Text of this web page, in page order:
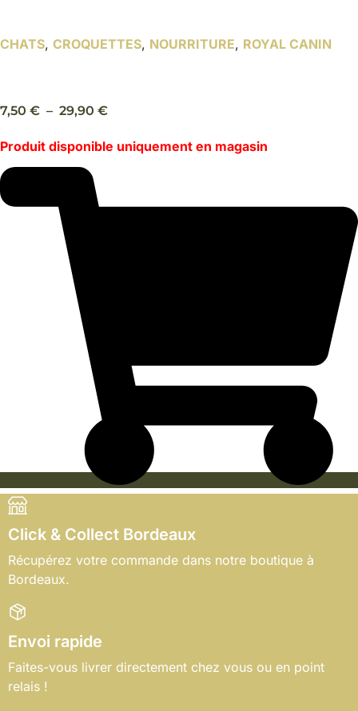
CHATS, CROQUETTES, NOURRITURE, ROYAL CANIN
7,50 € – 29,90 €Plage
prix :
29,90 €
Produit disponible uniquement en magasin
Click & Collect Bordeaux
Récupérez votre commande dans notre boutique à
Bordeaux.
Envoi rapide
Faites-vous livrer directement chez vous ou en point
relais !